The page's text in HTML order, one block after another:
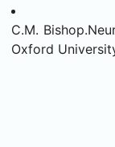
C.M.
Oxford